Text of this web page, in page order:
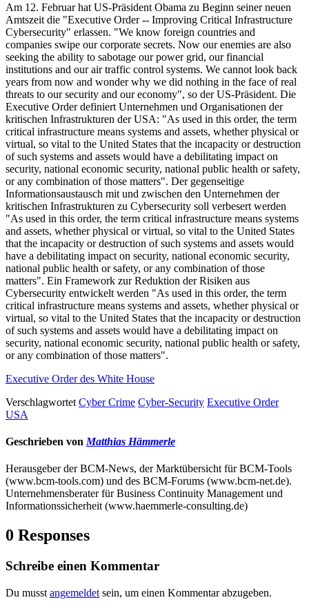
Am 12. Februar hat US-Präsident Obama zu Beginn seiner neuen
Amtszeit die "Executive Order -- Improving Critical Infrastructure
Cybersecurity" erlassen. "We know foreign countries and
companies swipe our corporate secrets. Now our enemies are also
seeking the ability to sabotage our power grid, our financial
institutions and our air traffic control systems. We cannot look back
years from now and wonder why we did nothing in the face of real
threats to our security and our economy", so der US-Präsident. Die
Executive Order definiert Unternehmen und Organisationen der
kritischen Infrastrukturen der USA: "As used in this order, the term
critical infrastructure means systems and assets, whether physical or
virtual, so vital to the United States that the incapacity or destruction
of such systems and assets would have a debilitating impact on
security, national economic security, national public health or safety,
or any combination of those matters". Der gegenseitige
Informationsaustausch mit und zwischen den Unternehmen der
kritischen Infrastrukturen zu Cybersecurity soll verbesert werden
"As used in this order, the term critical infrastructure means systems
and assets, whether physical or virtual, so vital to the United States
that the incapacity or destruction of such systems and assets would
have a debilitating impact on security, national economic security,
national public health or safety, or any combination of those
matters". Ein Framework zur Reduktion der Risiken aus
Cybersecurity entwickelt werden "As used in this order, the term
critical infrastructure means systems and assets, whether physical or
virtual, so vital to the United States that the incapacity or destruction
of such systems and assets would have a debilitating impact on
security, national economic security, national public health or safety,
or any combination of those matters".
Executive Order des White House
Verschlagwortet Cyber Crime Cyber-Security Executive Order
USA
Geschrieben von Matthias Hämmerle
Herausgeber der BCM-News, der Marktübersicht für BCM-Tools
(www.bcm-tools.com) und des BCM-Forums (www.bcm-net.de).
Unternehmensberater für Business Continuity Management und
Informationssicherheit (www.haemmerle-consulting.de)
0 Responses
Schreibe einen Kommentar
Du musst angemeldet sein, um einen Kommentar abzugeben.